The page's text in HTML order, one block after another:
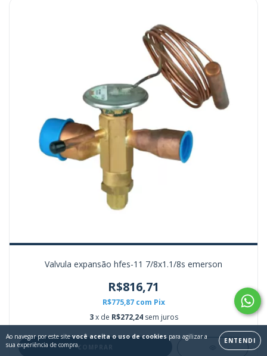
Ao navegar por este site você aceita o uso de cookies para agilizar a
sua experiência de compra.
ENTENDI
Valvula expansão hfes-11 7/8x1.1/8s emerson
R$816,71
R$775,87 com Pix
3 x de R$272,24 sem juros